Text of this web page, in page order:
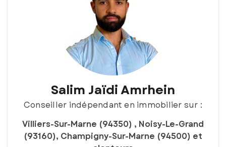
Salim Jaïdi Amrhein
Conseiller indépendant en immobilier sur :
Villiers-Sur-Marne (94350) , Noisy-Le-Grand
(93160), Champigny-Sur-Marne (94500) et